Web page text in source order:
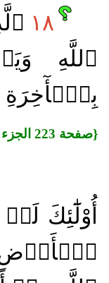
١٨
ٱللَّهِ
{صفحة 223 الجزء 12}
أُوْلَٰٓئِكَ
ٱلۡأَرۡضِ